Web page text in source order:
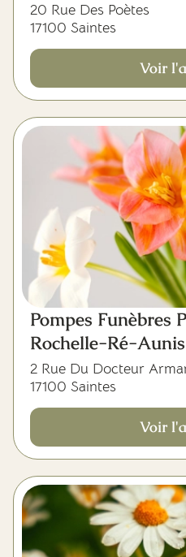
20 Rue Des Poètes
17100 Saintes
Voir
Pompes Funèbres
Rochelle-Ré-Aunis
2 Rue Du Docteur
17100 Saintes
Voir